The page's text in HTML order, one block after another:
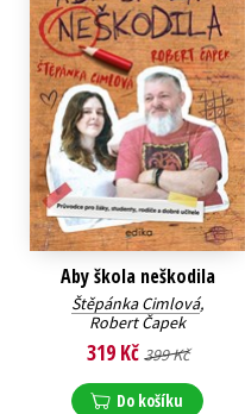
Aby škola neškodila
Štěpánka Cimlová,
Robert Čapek
319 Kč 399 Kč
Do košíku